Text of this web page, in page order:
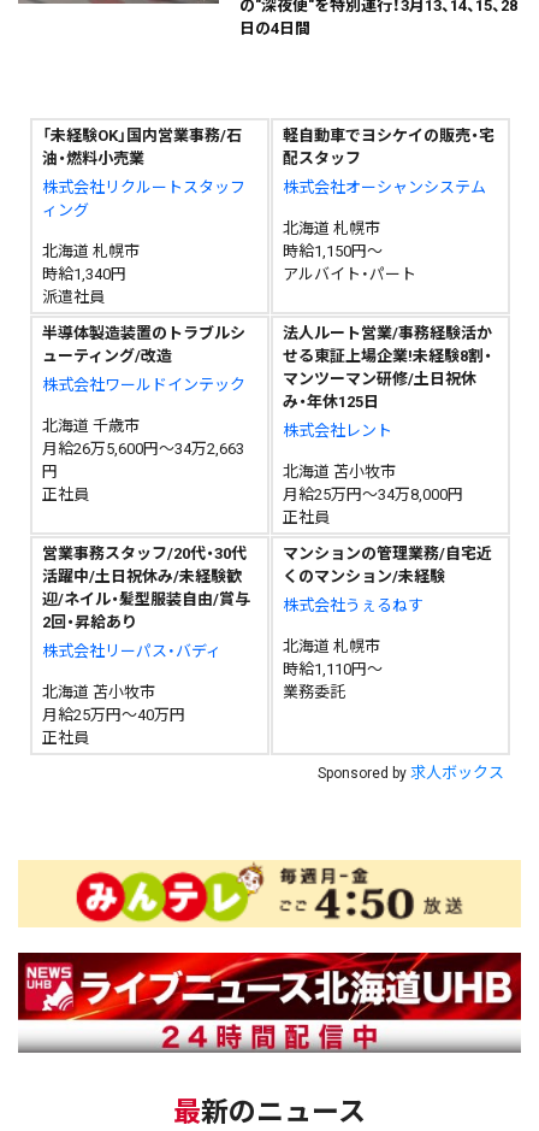
の"深夜便"を特別運行！3月13、14、15、28
日の4日間
「未経験OK」国内営業事務/石
油・燃料小売業
株式会社リクルートスタッフ
ィング
北海道 札幌市
時給1,340円
派遣社員
軽自動車でヨシケイの販売・宅
配スタッフ
株式会社オーシャンシステム
北海道 札幌市
時給1,150円～
アルバイト・パート
半導体製造装置のトラブルシ
ューティング/改造
株式会社ワールドインテック
北海道 千歳市
月給26万5,600円～34万2,663
円
正社員
法人ルート営業/事務経験活か
せる東証上場企業!未経験8割・
マンツーマン研修/土日祝休
み・年休125日
株式会社レント
北海道 苫小牧市
月給25万円～34万8,000円
正社員
営業事務スタッフ/20代・30代
活躍中/土日祝休み/未経験歓
迎/ネイル・髪型服装自由/賞与
2回・昇給あり
株式会社リーパス・バディ
北海道 苫小牧市
月給25万円～40万円
正社員
マンションの管理業務/自宅近
くのマンション/未経験
株式会社うぇるねす
北海道 札幌市
時給1,110円～
業務委託
Sponsored by 求人ボックス
最新のニュース